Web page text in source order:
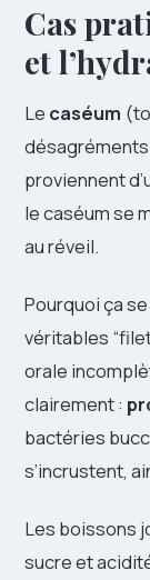
Cas
et
Le caséum
proviennent
le caséum se
au réveil.
Pourquoi ça
véritables
orale
clairement :
bactéries
s’incrustent,
Les boissons
sucre et